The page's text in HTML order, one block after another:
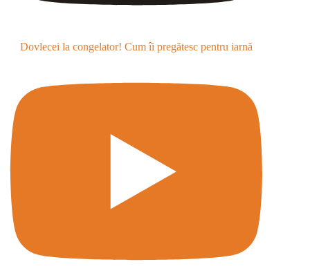
Dovlecei la congelator! Cum îi pregătesc pentru iarnă